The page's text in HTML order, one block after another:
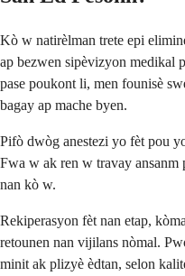
Kò w natirèlman trete epi
ap bezwen sipèvizyon medikal
pase poukont li, men founisè
bagay ap mache byen.
Pifò dwòg anestezi yo fèt pou
Fwa w ak ren w travay ansanm
nan kò w.
Rekiperasyon fèt nan etap,
retounen nan vijilans nòmal.
minit ak plizyè èdtan, selon